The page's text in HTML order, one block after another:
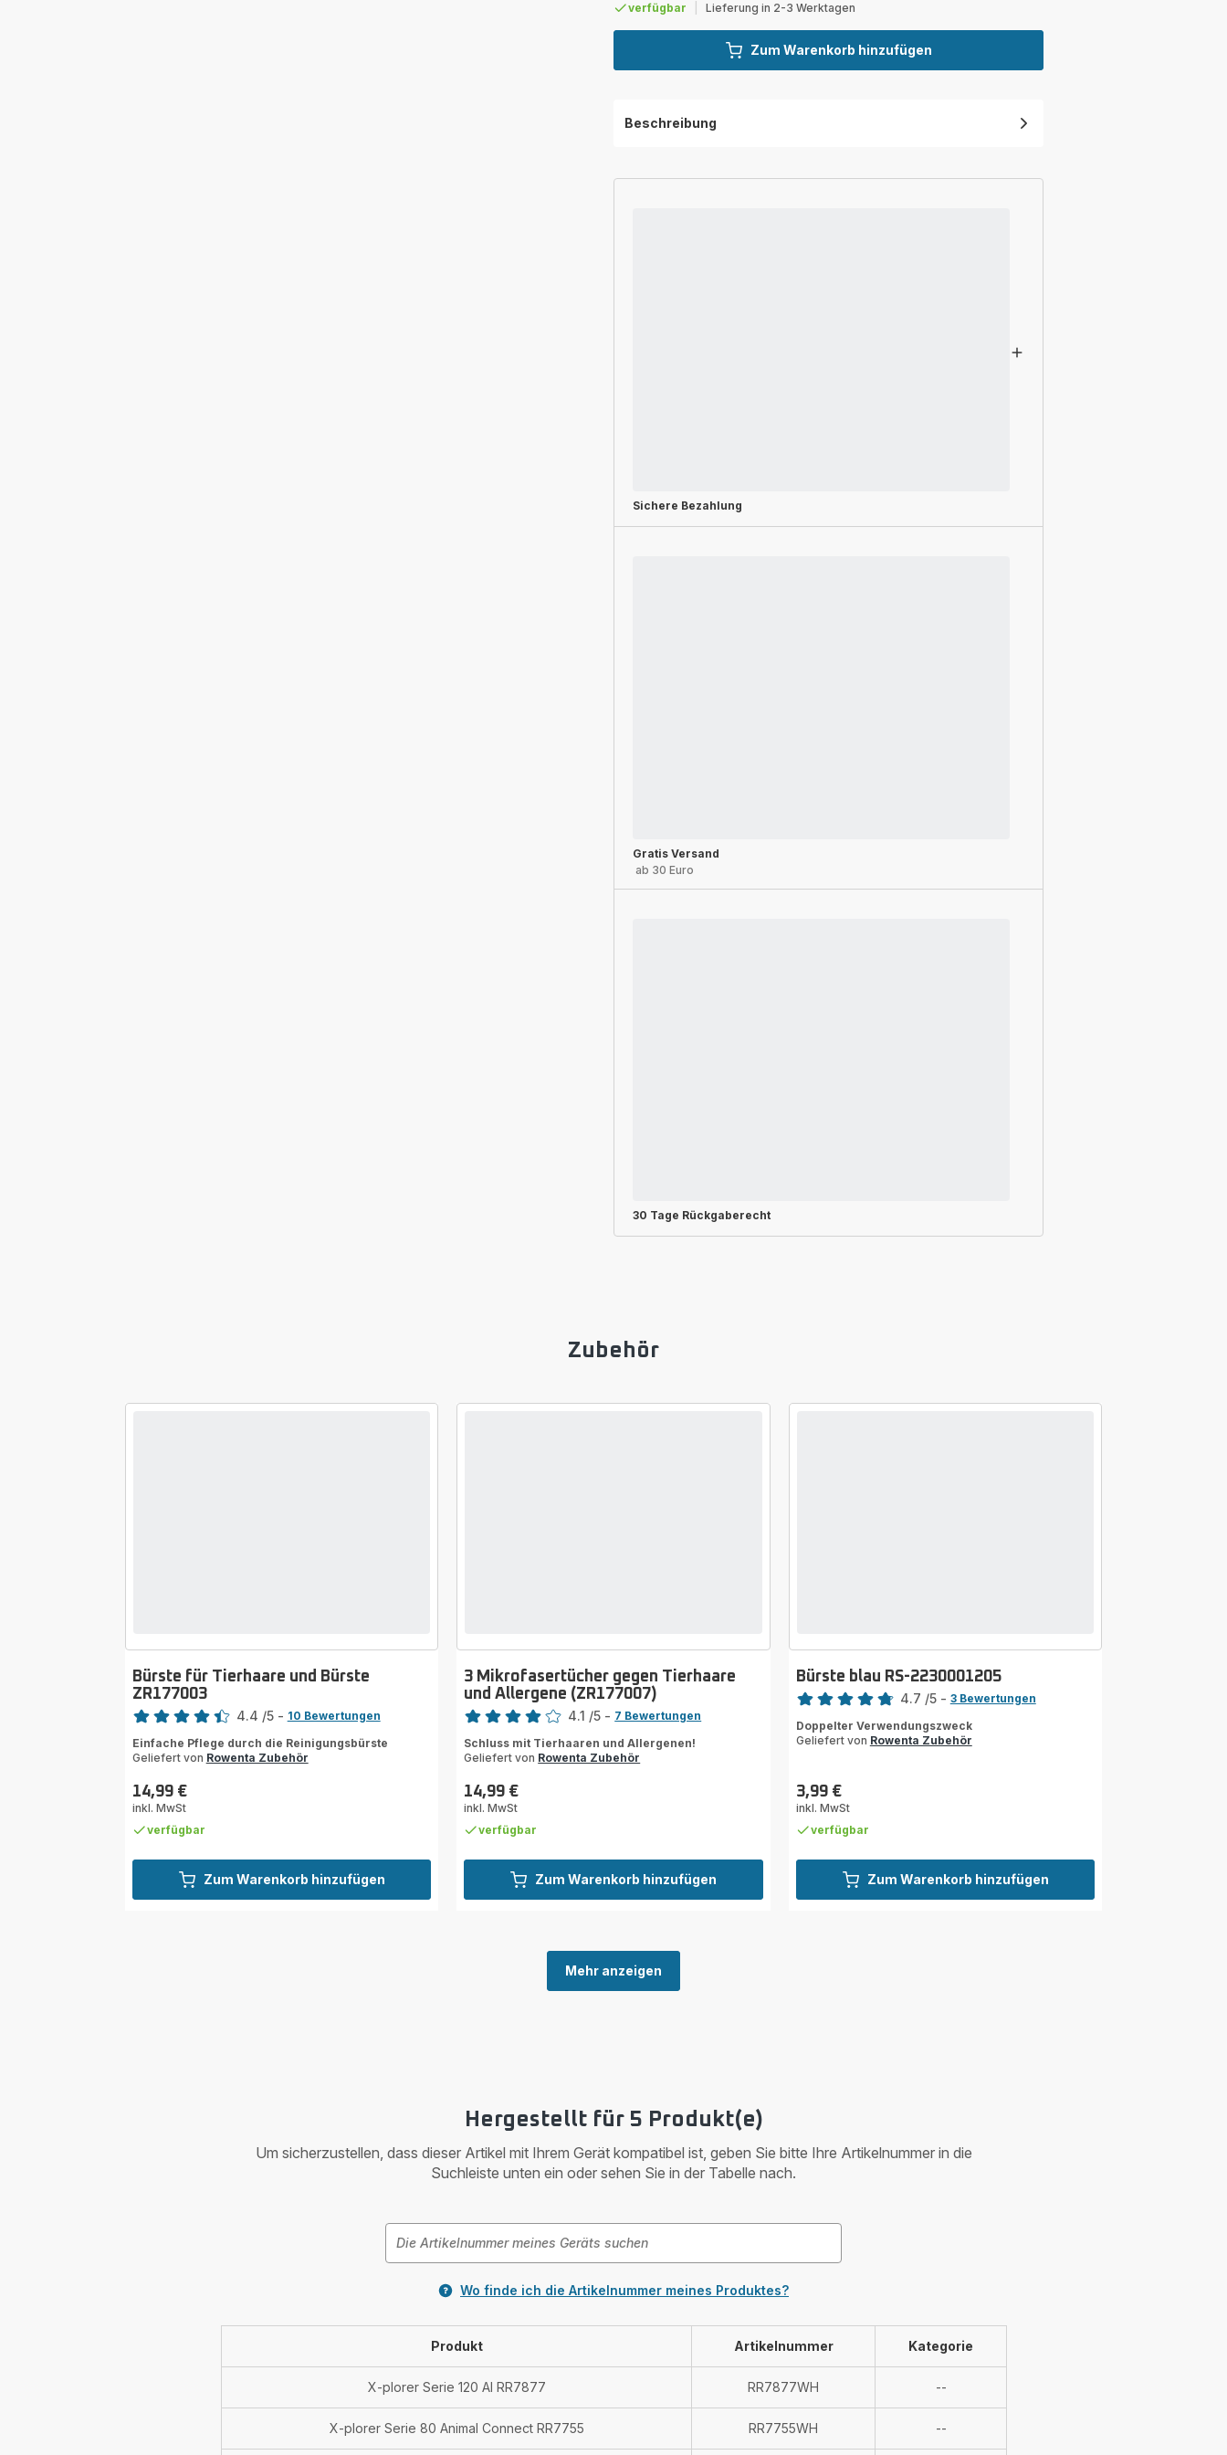
verfügbar
Lieferung in 2-3 Werktagen
Zum Warenkorb hinzufügen
Beschreibung
Sichere Bezahlung
Gratis Versand
ab 30 Euro
30 Tage Rückgaberecht
Zubehör
Zum Warenkorb hinzufügen
Bürste für Tierhaare und Bürste
ZR177003
Bewertung
4.4 /5 - 10 Bewertungen
Einfache Pflege durch die Reinigungsbürste
Geliefert von Rowenta Zubehör
Preis
14,99 €
inkl. MwSt
verfügbar
Zum Warenkorb hinzufügen
3 Mikrofasertücher gegen Tierhaare
und Allergene (ZR177007)
Bewertung
4.1 /5 - 7 Bewertungen
Schluss mit Tierhaaren und Allergenen!
Geliefert von Rowenta Zubehör
Preis
14,99 €
inkl. MwSt
verfügbar
Zum Warenkorb hinzufügen
Bürste blau RS-2230001205
Bewertung
4.7 /5 - 3 Bewertungen
Doppelter Verwendungszweck
Geliefert von Rowenta Zubehör
Preis
3,99 €
inkl. MwSt
verfügbar
Mehr anzeigen
Hergestellt für 5 Produkt(e)
Um sicherzustellen, dass dieser Artikel mit Ihrem Gerät kompatibel ist, geben Sie bitte Ihre Artikelnummer in die
Suchleiste unten ein oder sehen Sie in der Tabelle nach.
Wo finde ich die Artikelnummer meines Produktes?
Produkt Artikelnummer Kategorie
X-plorer Serie 120 AI RR7877 RR7877WH --Nicht
verfügbar
X-plorer Serie 80 Animal Connect RR7755
RR7755WH --Nicht
verfügbar